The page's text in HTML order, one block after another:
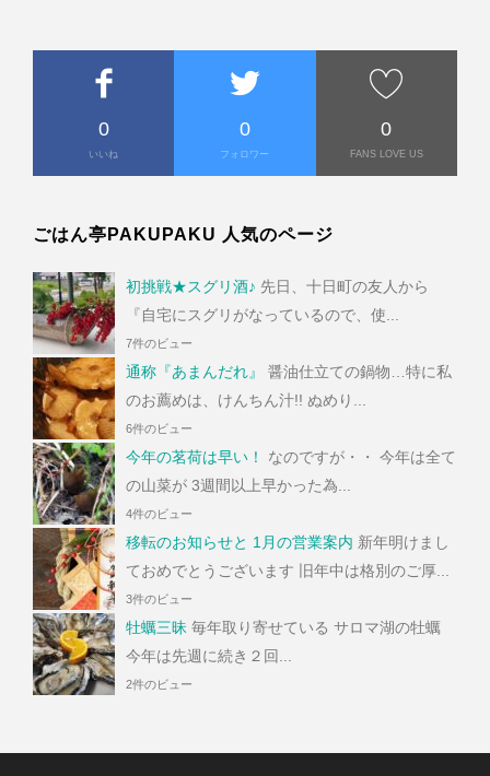
0
いいね
0
フォロワー
0
FANS LOVE US
ごはん亭PAKUPAKU 人気のページ
初挑戦★スグリ酒♪ 先日、十日町の友人から
『自宅にスグリがなっているので、使...
7件のビュー
通称『あまんだれ』
醤油仕立ての鍋物…特に私
のお薦めは、けんちん汁!! ぬめり...
6件のビュー
今年の茗荷は早い！
なのですが・・ 今年は全て
の山菜が 3週間以上早かった為...
4件のビュー
移転のお知らせと 1月の営業案内 新年明けまし
ておめでとうございます 旧年中は格別のご厚...
3件のビュー
牡蠣三昧 毎年取り寄せている サロマ湖の牡蠣
今年は先週に続き２回...
2件のビュー